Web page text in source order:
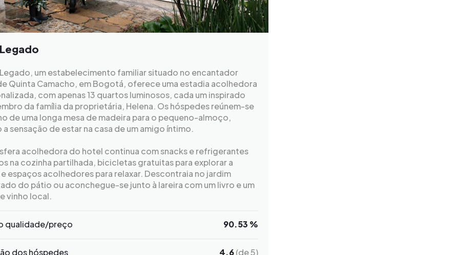
Legado, um estabelecimento familiar situado no encantador
Quinta Camacho, em Bogotá, oferece uma estadia acolhedora
com apenas 13 quartos luminosos, cada um inspirado
da família da proprietária, Helena. Os hóspedes reúnem-se
de uma longa mesa de madeira para o pequeno-almoço,
sensação de estar na casa de um amigo íntimo.
acolhedora do hotel continua com snacks e refrigerantes
na cozinha partilhada, bicicletas gratuitas para explorar a
espaços acolhedores para relaxar. Descontraia no jardim
do pátio ou aconchegue-se junto à lareira com um livro e um
vinho local.
qualidade/preço 90.53 %
dos hóspedes 4.6(de 5)